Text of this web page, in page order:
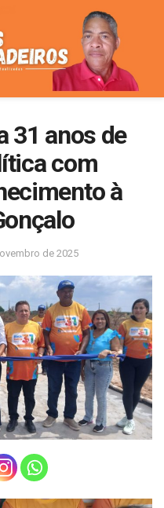
31 anos de
com
à
de 2025